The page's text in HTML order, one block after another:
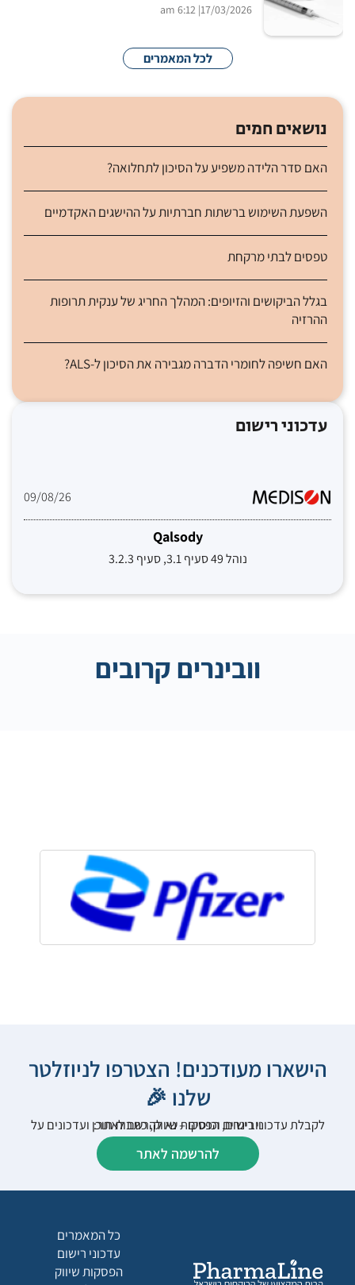
17/03/2026
| 6:12 am
לכל המאמרים
נושאים חמים
האם סדר הלידה משפיע על הסיכון לתחלואה?
השפעת השימוש ברשתות חברתיות על ההישגים האקדמיים
טפסים לבתי מרקחת
בגלל הביקושים והזיופים: המהלך החריג של ענקית תרופות
ההרזיה
האם חשיפה לחומרי הדברה מגבירה את הסיכון ל-ALS?
עדכוני רישום
09/08/26
Qalsody
נוהל 49 סעיף 3.1, סעיף 3.2.3
וובינרים קרובים
הישארו מעודכנים! הצטרפו לניוזלטר
שלנו 🎉
לקבלת עדכוני רישום, הפסקות שיווק, כתבות תוכן ועדכונים על וובינרים וכנסים – נא להרשם לאתר:
להרשמה לאתר
כל המאמרים
עדכוני רישום
הפסקות שיווק